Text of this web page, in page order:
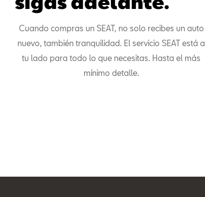
Cuando compras un SEAT, no solo recibes un auto
nuevo, también tranquilidad. El servicio SEAT está a
tu lado para todo lo que necesitas. Hasta el más
mínimo detalle.